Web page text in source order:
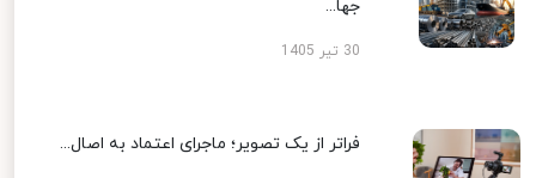
جها...
30 تیر 1405
فراتر از یک تصویر؛ ماجرای اعتماد به اصال...